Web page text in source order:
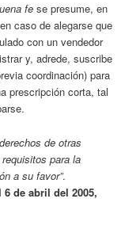
fe se presume, en
caso de alegarse que
con un vendedor
y, adrede, suscribe
coordinación) para
prescripción corta, tal
de otras
para la
a su favor”.
de abril del 2005,